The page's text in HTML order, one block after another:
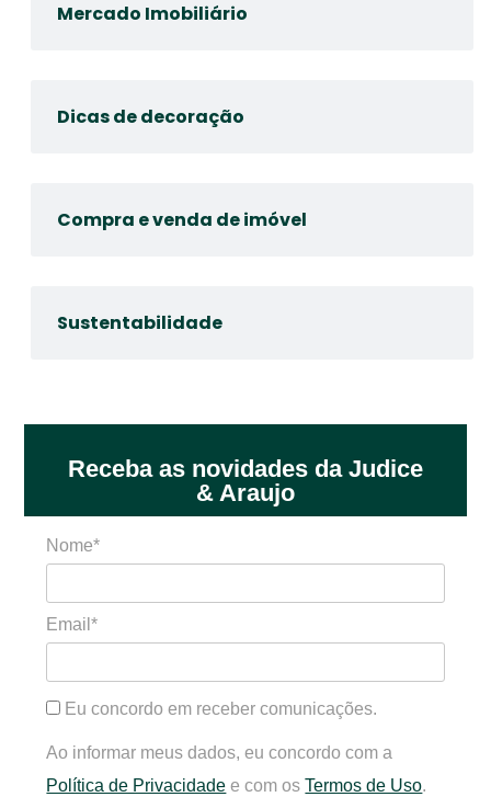
Mercado Imobiliário
Dicas de decoração
Compra e venda de imóvel
Sustentabilidade
Receba as novidades da Judice
& Araujo
Nome*
Email*
Eu concordo em receber comunicações.
Ao informar meus dados, eu concordo com a
Política de Privacidade e com osTermos de Uso.